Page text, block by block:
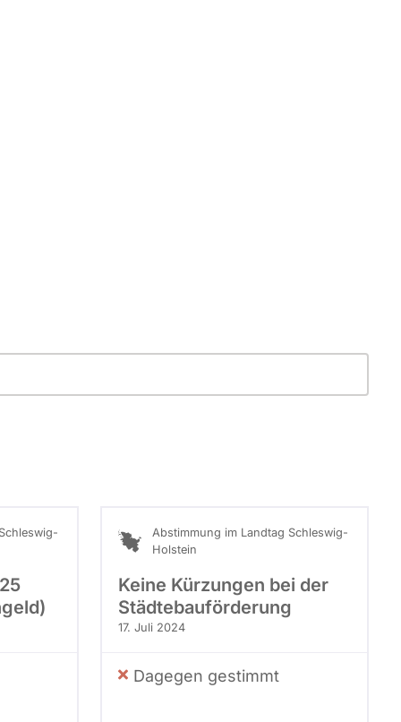
Abstimmung im Landtag Schleswig-
Holstein
Keine Kürzungen bei der
Städtebauförderung
17. Juli 2024
Dagegen gestimmt